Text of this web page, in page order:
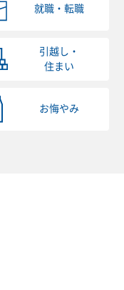
就職・転職
引越し・
住まい
お悔やみ